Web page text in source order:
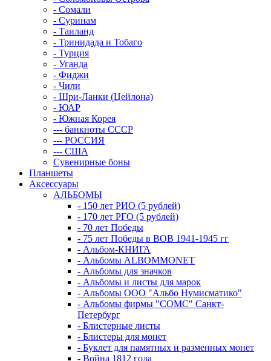
- Сомали
- Суринам
- Таиланд
- Тринидада и Тобаго
- Турция
- Уганда
- Фиджи
- Чили
- Шри-Ланки (Цейлона)
- ЮАР
- Южная Корея
--- банкноты СССР
--- РОССИЯ
--- США
Сувенирные боны
Планшеты
Аксессуары
АЛЬБОМЫ
- 150 лет РИО (5 рублей)
- 170 лет РГО (5 рублей)
- 70 лет Победы
- 75 лет Победы в ВОВ 1941-1945 гг
- Альбом-КНИГА
- Альбомы ALBOMMONET
- Альбомы для значков
- Альбомы и листы для марок
- Альбомы ООО "Альбо Нумисматико"
- Альбомы фирмы "СОМС" Санкт-
Петербург
- Блистерные листы
- Блистеры для монет
- Буклет для памятных и разменных монет
- Война 1812 года